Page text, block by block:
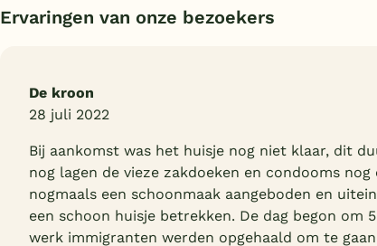
Ervaringen van onze bezoekers
De kroon
28 juli 2022
Bij aankomst was het huisje nog niet klaar, dit
nog lagen de vieze zakdoeken en condooms
nogmaals een schoonmaak aangeboden en
een schoon huisje betrekken. De dag begon om
werk immigranten werden opgehaald om te